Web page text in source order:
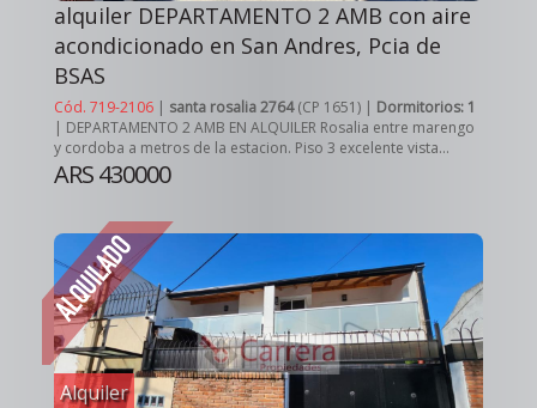
alquiler DEPARTAMENTO 2 AMB con aire
acondicionado en San Andres, Pcia de
BSAS
Cód. 719-2106 | santa rosalia 2764(CP 1651) | Dormitorios: 1
| DEPARTAMENTO 2 AMB EN ALQUILER Rosalia entre marengo
y cordoba a metros de la estacion. Piso 3 excelente vista...
ARS 430000
Alquiler